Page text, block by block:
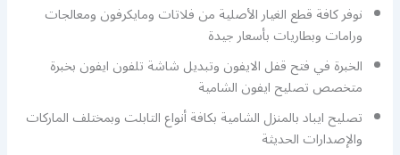
نوفر كافة قطع الغيار الأصلية من فلاتات ومايكرفون ومعالجات
ورامات وبطاريات بأسعار جيدة
الخبرة في فتح قفل الايفون وتبديل شاشة تلفون ايفون بخبرة
متخصص تصليح ايفون الشامية
تصليح ايباد بالمنزل الشامية بكافة أنواع التابلت وبمختلف الماركات
والإصدارات الحديثة